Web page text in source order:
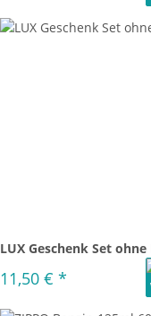
LUX Geschenk Set ohne
11,50 € *